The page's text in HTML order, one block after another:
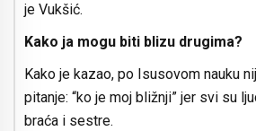
je Vukšić.
Kako ja mogu biti blizu drugima?
Kako je kazao, po Isusovom nauku
pitanje: “ko je moj bližnji” jer svi su
braća i sestre.